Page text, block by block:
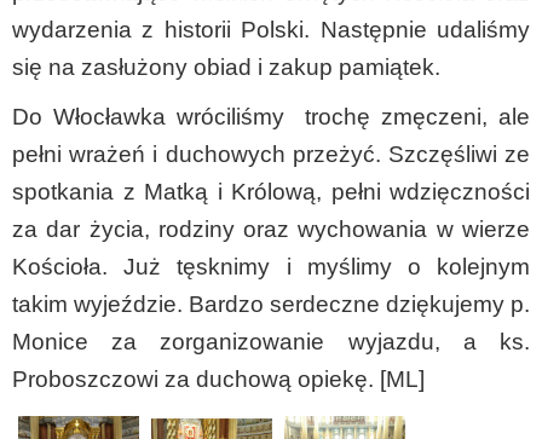
wydarzenia z historii Polski. Następnie udaliśmy
się na zasłużony obiad i zakup pamiątek.
Do Włocławka wróciliśmy trochę zmęczeni, ale
pełni wrażeń i duchowych przeżyć. Szczęśliwi ze
spotkania z Matką i Królową, pełni wdzięczności
za dar życia, rodziny oraz wychowania w wierze
Kościoła. Już tęsknimy i myślimy o kolejnym
takim wyjeździe. Bardzo serdeczne dziękujemy p.
Monice za zorganizowanie wyjazdu, a ks.
Proboszczowi za duchową opiekę. [ML]